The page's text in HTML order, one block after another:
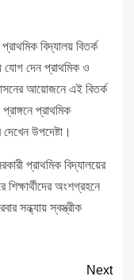
বিদ্যালয় বিতর্ক
যোগ দেন প্রাথমিক ও
আয়োজনে এই বিতর্ক
প্রাথমিক
দেখেন উপদেষ্টা।
প্রাথমিক বিদ্যালয়ের
শিক্ষার্থীদের অংশগ্রহনে
সন্ধ্যায় স্বস্ত্রীক
Next